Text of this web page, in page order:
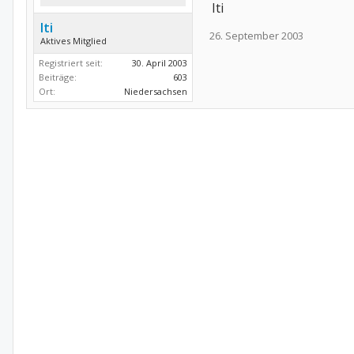
Iti
Aktives Mitglied
Registriert seit:
30. April 2003
Beiträge:
603
Ort:
Niedersachsen
Iti
26. September 2003